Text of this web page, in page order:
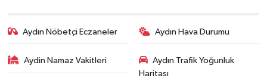
Aydın Nöbetçi Eczaneler Aydın Hava Durumu
Aydin Namaz Vakitleri
Aydın Trafik Yoğunluk
Haritası